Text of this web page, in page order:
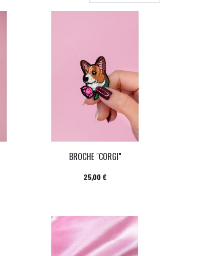
BROCHE "CORGI"
Prix
25,00 €